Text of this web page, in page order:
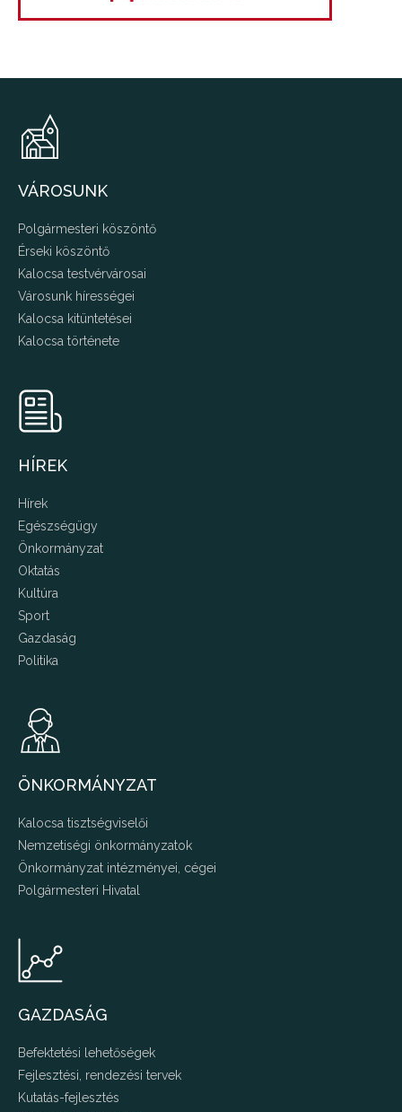
VÁROSUNK
Polgármesteri köszöntő
Érseki köszöntő
Kalocsa testvérvárosai
Városunk hírességei
Kalocsa kitüntetései
Kalocsa története
HÍREK
Hírek
Egészségügy
Önkormányzat
Oktatás
Kultúra
Sport
Gazdaság
Politika
ÖNKORMÁNYZAT
Kalocsa tisztségviselői
Nemzetiségi önkormányzatok
Önkormányzat intézményei, cégei
Polgármesteri Hivatal
GAZDASÁG
Befektetési lehetőségek
Fejlesztési, rendezési tervek
Kutatás-fejlesztés